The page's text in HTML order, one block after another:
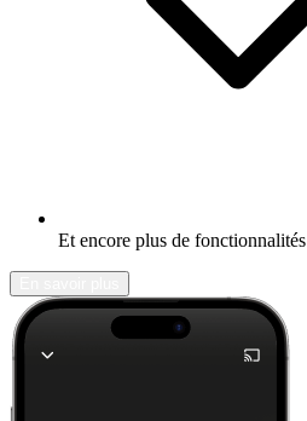
Et encore plus de fonctionnalités